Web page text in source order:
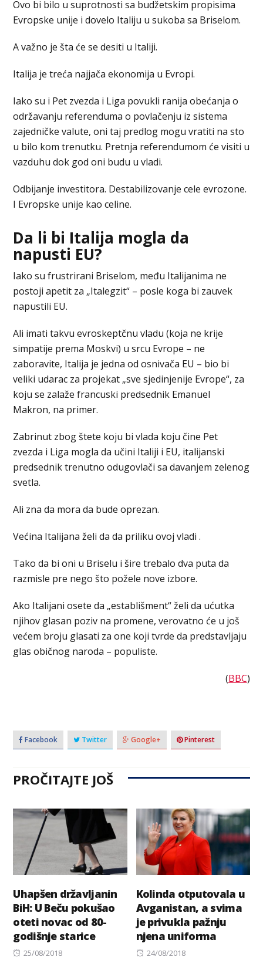
Ovo bi bilo u suprotnosti sa budžetskim propisima
Evropske unije i dovelo Italiju u sukoba sa Briselom.
A važno je šta će se desiti u Italiji.
Italija je treća najjača ekonomija u Evropi.
Iako su i Pet zvezda i Liga povukli ranija obećanja o
održavanju referenduma o povlačenju iz sistema
zajedničke valute, oni taj predlog mogu vratiti na sto
u bilo kom trenutku. Pretnja referendumom će visiti u
vazduhu dok god oni budu u vladi.
Odbijanje investitora. Destabilizovanje cele evrozone.
I Evropske unije kao celine.
Da li bi Italija mogla da
napusti EU?
Iako su frustrirani Briselom, među Italijanima ne
postoji apetit za „Italegzit“ – posle koga bi zauvek
napustili EU.
Ali imati takvu evroskeptčnu vladu (koja ne krije
simpatije prema Moskvi) u srcu Evrope – ne
zaboravite, Italija je jedna od osnivača EU – bio bi
veliki udarac za projekat „sve sjedinjenije Evrope“, za
koju se zalaže francuski predsednik Emanuel
Makron, na primer.
Zabrinut zbog štete koju bi vlada koju čine Pet
zvezda i Liga mogla da učini Italiji i EU, italijanski
predsednik trenutno odugovlači sa davanjem zelenog
svetla.
Ali zna da mora da bude oprezan.
Većina Italijana želi da da priliku ovoj vladi .
Tako da bi oni u Briselu i šire trebalo dva puta da
razmisle pre nego što požele nove izbore.
Ako Italijani osete da „establišment“ želi da ućutka
njihov glasan poziv na promene, verovatno će u još
većem broju glasati za one koji tvrde da predstavljaju
glas običnog naroda – populiste.
(BBC)
Facebook Twitter Google+ Pinterest
PROČITAJTE JOŠ
Uhapšen državljanin
BiH: U Beču pokušao
oteti novac od 80-
godišnje starice
Posted
25/08/2018
Kolinda otputovala u
Avganistan, a svima
je privukla pažnju
njena uniforma
Posted
24/08/2018